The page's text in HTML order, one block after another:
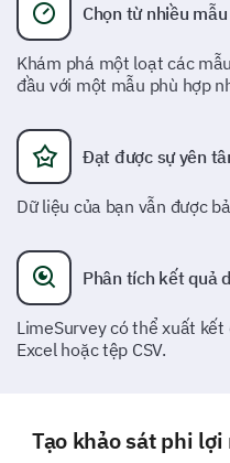
Chọn từ nhiều
Khám phá một loạt các
đầu với một mẫu phù hợp
Đạt được sự yên
Dữ liệu của bạn vẫn được
Phân tích kết quả
LimeSurvey có thể xuất
Excel hoặc tệp CSV.
Tạo khảo sát phi